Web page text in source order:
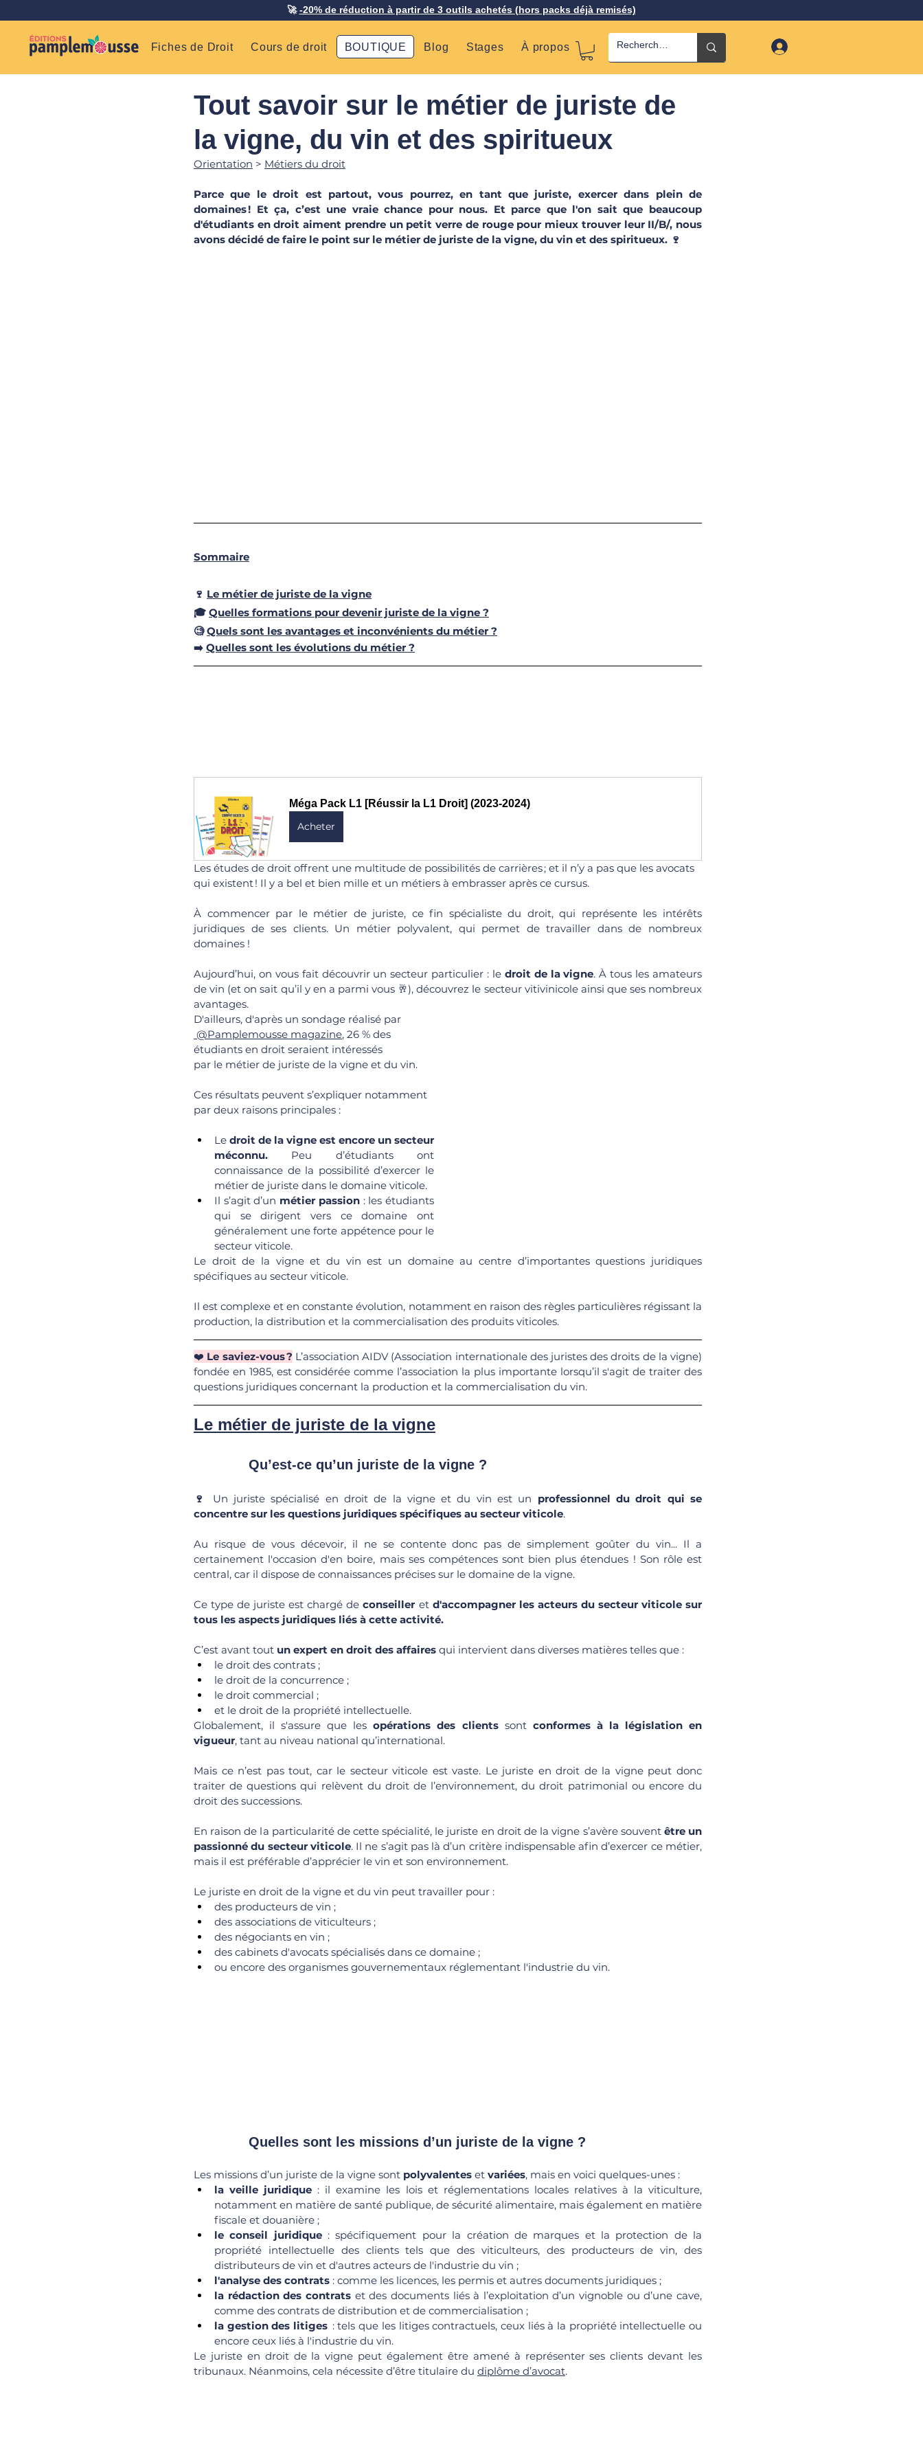
🚀-20% de réduction à partir de 3 outils achetés (hors packs déjà remisés)
Fiches de Droit Cours de droit BOUTIQUE Blog Stages À propos
Tout savoir sur le métier de juriste de
la vigne, du vin et des spiritueux
Orientation > Métiers du droit
Parce que le droit est partout, vous pourrez, en tant que juriste, exercer dans plein de
domaines ! Et ça, c’est une vraie chance pour nous. Et parce que l'on sait que beaucoup
d'étudiants en droit aiment prendre un petit verre de rouge pour mieux trouver leur II/B/, nous
avons décidé de faire le point sur le métier de juriste de la vigne, du vin et des spiritueux. 🍷
Sommaire
🍷 Le métier de juriste de la vigne
🎓 Quelles formations pour devenir juriste de la vigne ?
🧐 Quels sont les avantages et inconvénients du métier ?
➡️ Quelles sont les évolutions du métier ?
Méga Pack L1 [Réussir la L1 Droit] (2023-2024)
Acheter
Les études de droit offrent une multitude de possibilités de carrières ; et il n’y a pas que les avocats
qui existent ! Il y a bel et bien mille et un métiers à embrasser après ce cursus.
À commencer par le métier de juriste, ce fin spécialiste du droit, qui représente les intérêts
juridiques de ses clients. Un métier polyvalent, qui permet de travailler dans de nombreux
domaines !
Aujourd’hui, on vous fait découvrir un secteur particulier : le droit de la vigne. À tous les amateurs
de vin (et on sait qu’il y en a parmi vous 🥂), découvrez le secteur vitivinicole ainsi que ses nombreux
avantages.
D'ailleurs, d'après un sondage réalisé par
@Pamplemousse magazine, 26 % des
étudiants en droit seraient intéressés
par le métier de juriste de la vigne et du vin.
Ces résultats peuvent s’expliquer notamment
par deux raisons principales :
Le droit de la vigne est encore un secteur
méconnu. Peu d’étudiants ont
connaissance de la possibilité d’exercer le
métier de juriste dans le domaine viticole.
Il s’agit d’un métier passion : les étudiants
qui se dirigent vers ce domaine ont
généralement une forte appétence pour le
secteur viticole.
Le droit de la vigne et du vin est un domaine au centre d’importantes questions juridiques
spécifiques au secteur viticole.
Il est complexe et en constante évolution, notamment en raison des règles particulières régissant la
production, la distribution et la commercialisation des produits viticoles.
❤️ Le saviez-vous ? L’association AIDV (Association internationale des juristes des droits de la vigne)
fondée en 1985, est considérée comme l’association la plus importante lorsqu’il s'agit de traiter des
questions juridiques concernant la production et la commercialisation du vin.
Le métier de juriste de la vigne
		Qu’est-ce qu’un juriste de la vigne ?
🍷 Un juriste spécialisé en droit de la vigne et du vin est un professionnel du droit qui se
concentre sur les questions juridiques spécifiques au secteur viticole.
Au risque de vous décevoir, il ne se contente donc pas de simplement goûter du vin... Il a
certainement l'occasion d'en boire, mais ses compétences sont bien plus étendues ! Son rôle est
central, car il dispose de connaissances précises sur le domaine de la vigne.
Ce type de juriste est chargé de conseiller et d'accompagner les acteurs du secteur viticole sur
tous les aspects juridiques liés à cette activité.
C’est avant tout un expert en droit des affaires qui intervient dans diverses matières telles que :
le droit des contrats ;
le droit de la concurrence ;
le droit commercial ;
et le droit de la propriété intellectuelle.
Globalement, il s'assure que les opérations des clients sont conformes à la législation en
vigueur, tant au niveau national qu’international.
Mais ce n’est pas tout, car le secteur viticole est vaste. Le juriste en droit de la vigne peut donc
traiter de questions qui relèvent du droit de l’environnement, du droit patrimonial ou encore du
droit des successions.
En raison de la particularité de cette spécialité, le juriste en droit de la vigne s’avère souvent être un
passionné du secteur viticole. Il ne s’agit pas là d’un critère indispensable afin d’exercer ce métier,
mais il est préférable d’apprécier le vin et son environnement.
Le juriste en droit de la vigne et du vin peut travailler pour :
des producteurs de vin ;
des associations de viticulteurs ;
des négociants en vin ;
des cabinets d'avocats spécialisés dans ce domaine ;
ou encore des organismes gouvernementaux réglementant l'industrie du vin.
		Quelles sont les missions d’un juriste de la vigne ?
Les missions d’un juriste de la vigne sont polyvalentes et variées, mais en voici quelques-unes :
la veille juridique : il examine les lois et réglementations locales relatives à la viticulture,
notamment en matière de santé publique, de sécurité alimentaire, mais également en matière
fiscale et douanière ;
le conseil juridique : spécifiquement pour la création de marques et la protection de la
propriété intellectuelle des clients tels que des viticulteurs, des producteurs de vin, des
distributeurs de vin et d'autres acteurs de l'industrie du vin ;
l'analyse des contrats : comme les licences, les permis et autres documents juridiques ;
la rédaction des contrats et des documents liés à l’exploitation d’un vignoble ou d’une cave,
comme des contrats de distribution et de commercialisation ;
la gestion des litiges : tels que les litiges contractuels, ceux liés à la propriété intellectuelle ou
encore ceux liés à l'industrie du vin.
Le juriste en droit de la vigne peut également être amené à représenter ses clients devant les
tribunaux. Néanmoins, cela nécessite d’être titulaire du diplôme d’avocat.